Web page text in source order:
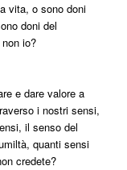
vita, o sono doni
doni del
io?
e dare valore a
i nostri sensi,
il senso del
quanti sensi
credete?